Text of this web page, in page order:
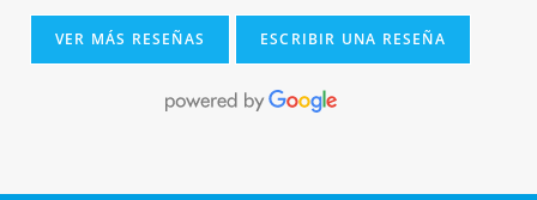
VER MÁS RESEÑAS ESCRIBIR UNA RESEÑA